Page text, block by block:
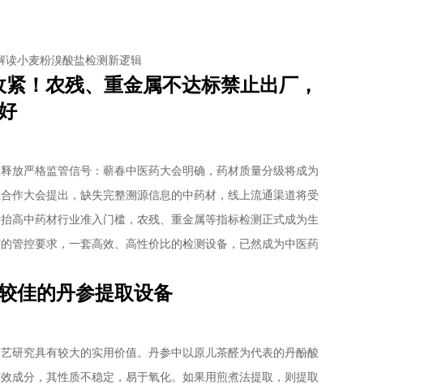
小麦粉溴酸盐检测新逻辑
！农残、重金属不达标禁止出厂，
放严格监管信号：蕲春中医药大会明确，药材质量分级将成为
作大会提出，缺失完整溯源信息的中药材，线上流通渠道将受
高中药材行业准入门槛，农残、重金属等指标检测正式成为生
管控要求，一套高效、高性价比的检测设备，已然成为中医药
佳的丹参提取设备
研究具有较大的实用价值。丹参中以原儿茶醛为代表的丹酚酸
成分，其性质不稳定，易于氧化。如果用煎煮法提取，则提取